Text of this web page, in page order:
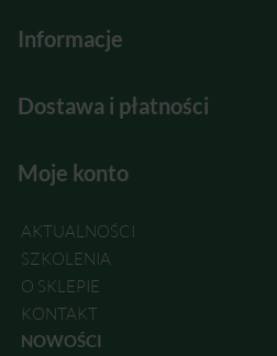
Informacje
Dostawa i płatności
Moje konto
AKTUALNOŚCI
SZKOLENIA
O SKLEPIE
KONTAKT
NOWOŚCI